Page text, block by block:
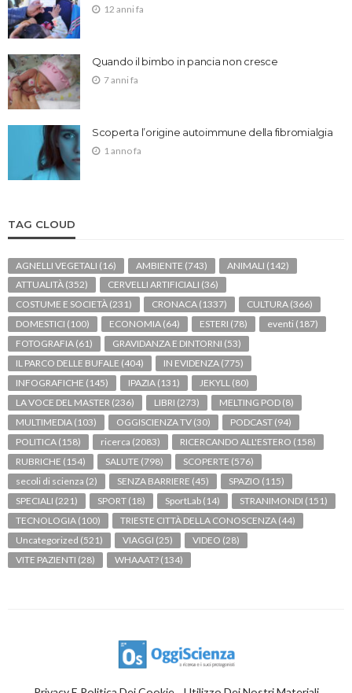
12 anni fa
Quando il bimbo in pancia non cresce
7 anni fa
Scoperta l’origine autoimmune della fibromialgia
1 anno fa
TAG CLOUD
AGNELLI VEGETALI (16) AMBIENTE (743) ANIMALI (142)
ATTUALITÀ (352) CERVELLI ARTIFICIALI (36)
COSTUME E SOCIETÀ (231) CRONACA (1337) CULTURA (366)
DOMESTICI (100) ECONOMIA (64) ESTERI (78) eventi (187)
FOTOGRAFIA (61) GRAVIDANZA E DINTORNI (53)
IL PARCO DELLE BUFALE (404) IN EVIDENZA (775)
INFOGRAFICHE (145) IPAZIA (131) JEKYLL (80)
LA VOCE DEL MASTER (236) LIBRI (273) MELTING POD (8)
MULTIMEDIA (103) OGGISCIENZA TV (30) PODCAST (94)
POLITICA (158) ricerca (2083) RICERCANDO ALL'ESTERO (158)
RUBRICHE (154) SALUTE (798) SCOPERTE (576)
secoli di scienza (2) SENZA BARRIERE (45) SPAZIO (115)
SPECIALI (221) SPORT (18) SportLab (14) STRANIMONDI (151)
TECNOLOGIA (100) TRIESTE CITTÀ DELLA CONOSCENZA (44)
Uncategorized (521) VIAGGI (25) VIDEO (28)
VITE PAZIENTI (28) WHAAAT? (134)